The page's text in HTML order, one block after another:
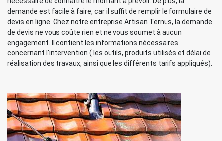
demande est facile à faire, car il suffit de remplir le formulaire de
devis en ligne. Chez notre entreprise Artisan Ternus, la demande
de devis ne vous coûte rien et ne vous soumet à aucun
engagement. Il contient les informations nécessaires
concernant l'intervention ( les outils, produits utilisés et délai de
réalisation des travaux, ainsi que les différents tarifs appliqués).